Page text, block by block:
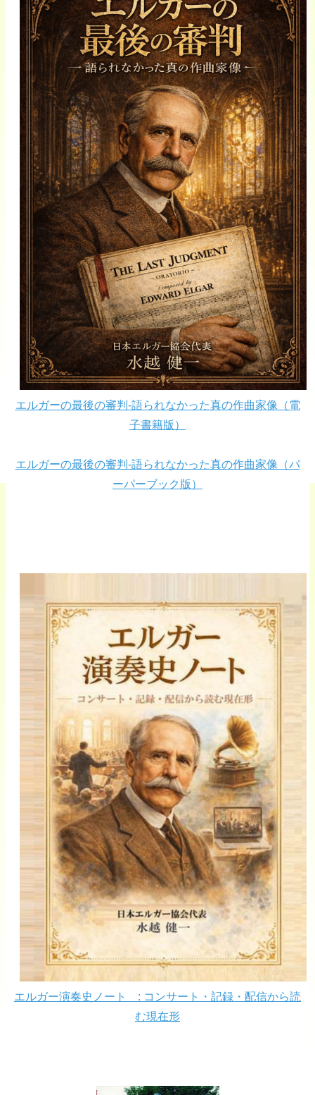
エルガーの最後の審判-語られなかった真の作曲家像（電
子書籍版）
エルガーの最後の審判-語られなかった真の作曲家像（パ
ーパーブック版）
エルガー演奏史ノート : コンサート・記録・配信から読
む現在形